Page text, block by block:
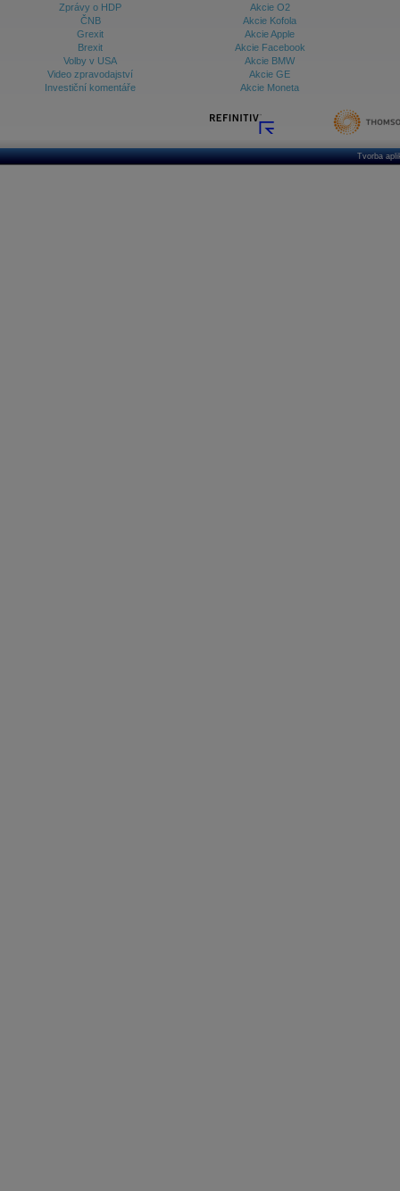
Zprávy o HDP
ČNB
Grexit
Brexit
Volby v USA
Video zpravodajství
Investiční komentáře
Akcie O2
Akcie Kofola
Akcie Apple
Akcie Facebook
Akcie BMW
Akcie GE
Akcie Moneta
Tvorba